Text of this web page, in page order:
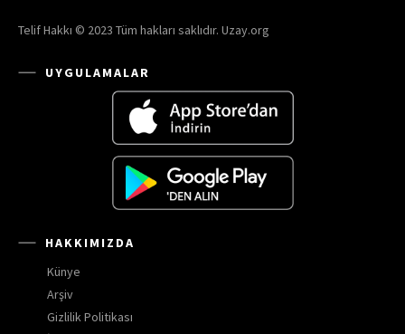
Telif Hakkı © 2023 Tüm hakları saklıdır. Uzay.org
UYGULAMALAR
HAKKIMIZDA
Künye
Arşiv
Gizlilik Politikası